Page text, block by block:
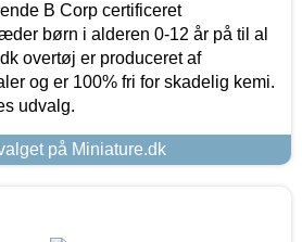
B Corp certificeret
børn i alderen 0-12 år på til al
overtøj er produceret af
og er 100% fri for skadelig kemi.
udvalg.
på Miniature.dk